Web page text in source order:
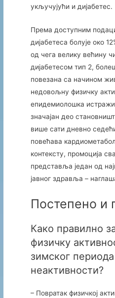
укључујући и дијабетес.
Према доступним
дијабетеса болује око
од чега велику већину
дијабетесом тип 2,
повезана са начином
недовољну физичку
епидемиолошка
значајан део
више сати дневно
повећава
контексту, промоција
представља један од
јавног здравља –
Постепено и
Како правилно
физичку
зимског
неактивности?
– Повратак физичкој